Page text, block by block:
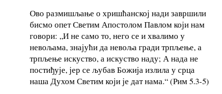
Ово размишљање о хришћанској нади завршили
бисмо опет Светим Апостолом Павлом који нам
говори: „И не само то, него се и хвалимо у
невољама, знајући да невоља гради трпљење, а
трпљење искуство, а искуство наду; А нада не
постиђује, јер се љубав Божија излила у срца
наша Духом Светим који је дат нама.“ (Рим 5.3-5)